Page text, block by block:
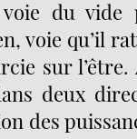
du vide
voie qu’il
sur
deux
des